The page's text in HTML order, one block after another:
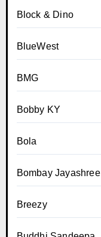
Block & Dino
BlueWest
BMG
Bobby KY
Bola
Bombay Jayashree
Breezy